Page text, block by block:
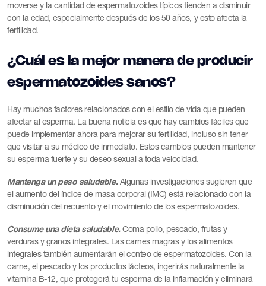
moverse y la cantidad de espermatozoides típicos tienden a disminuir
con la edad, especialmente después de los 50 años, y esto afecta la
fertilidad.
¿Cuál es la mejor manera de producir
espermatozoides sanos?
Hay muchos factores relacionados con el estilo de vida que pueden
afectar al esperma. La buena noticia es que hay cambios fáciles que
puede implementar ahora para mejorar su fertilidad, incluso sin tener
que visitar a su médico de inmediato. Estos cambios pueden mantener
su esperma fuerte y su deseo sexual a toda velocidad.
Mantenga un peso saludable.Algunas investigaciones sugieren que
el aumento del índice de masa corporal (IMC) está relacionado con la
disminución del recuento y el movimiento de los espermatozoides.
Consume una dieta saludable.Coma pollo, pescado, frutas y
verduras y granos integrales. Las carnes magras y los alimentos
integrales también aumentarán el conteo de espermatozoides. Con la
carne, el pescado y los productos lácteos, ingerirás naturalmente la
vitamina B-12, que protegerá tu esperma de la inflamación y eliminará